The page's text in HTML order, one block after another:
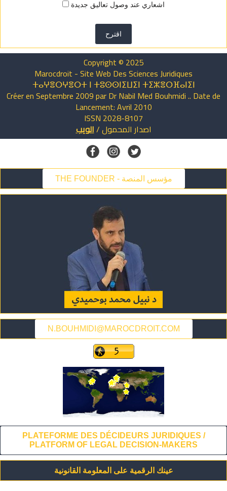
اشعاري عند وصول تعاليق جديدة
اقترح
Copyright © 2025
Marocdroit - Site Web Des Sciences Juridiques
ⵜⴰⵖⴻⵔⵖⴻⵔⵜ ⵏ ⵜⵓⵙⵙⵏⵉⵡⵉⵏ ⵜⵉⵣⴻⵔⴼⴰⵏⵉⵏ
Créer en Septembre 2009 par Dr Nabil Med Bouhmidi .. Date de
Lancement: Avril 2010
ISSN 2028-8107
اصدار المحمول/الويب
THE FOUNDER - مؤسس المنصة
N.BOUHMIDI@MAROCDROIT.COM
PLATEFORME DES DÉCIDEURS JURIDIQUES /
PLATFORM OF LEGAL DECISION-MAKERS
عينك الرقمية على المعلومة القانونية